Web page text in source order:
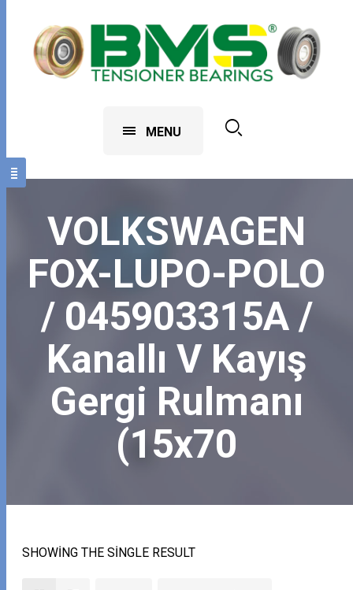
MENU
VOLKSWAGEN
FOX-LUPO-POLO
/ 045903315A /
Kanallı V Kayış
Gergi Rulmanı
(15x70
SHOWING THE SINGLE RESULT